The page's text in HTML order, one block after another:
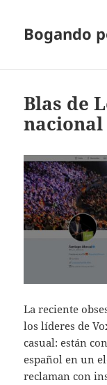
Bogando
Blas de
nacional
La reciente
los líderes de
casual: están
español en un
reclaman con